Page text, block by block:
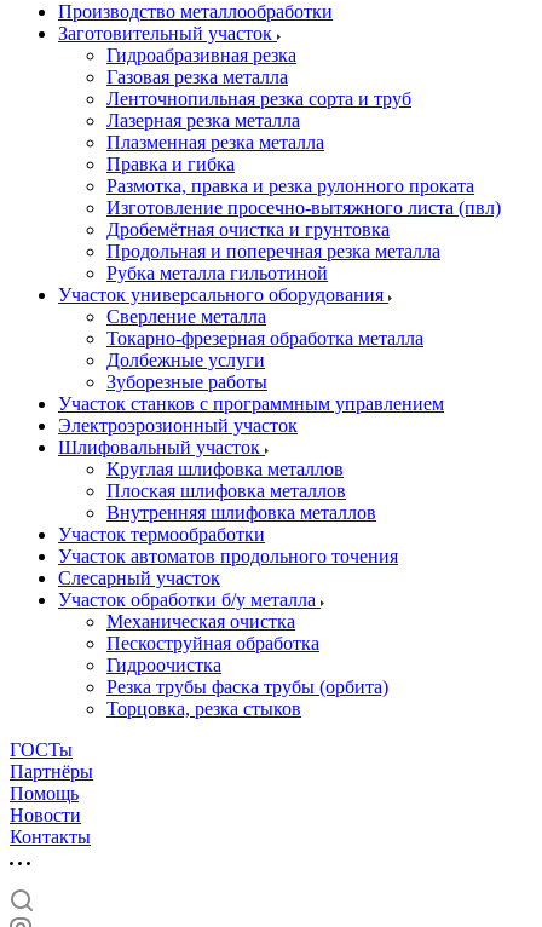
Производство металлообработки
Заготовительный участок
Гидроабразивная резка
Газовая резка металла
Ленточнопильная резка сорта и труб
Лазерная резка металла
Плазменная резка металла
Правка и гибка
Размотка, правка и резка рулонного проката
Изготовление просечно-вытяжного листа (пвл)
Дробемётная очистка и грунтовка
Продольная и поперечная резка металла
Рубка металла гильотиной
Участок универсального оборудования
Сверление металла
Токарно-фрезерная обработка металла
Долбежные услуги
Зуборезные работы
Участок станков с программным управлением
Электроэрозионный участок
Шлифовальный участок
Круглая шлифовка металлов
Плоская шлифовка металлов
Внутренняя шлифовка металлов
Участок термообработки
Участок автоматов продольного точения
Слесарный участок
Участок обработки б/у металла
Механическая очистка
Пескоструйная обработка
Гидроочистка
Резка трубы фаска трубы (орбита)
Торцовка, резка стыков
ГОСТы
Партнёры
Помощь
Новости
Контакты